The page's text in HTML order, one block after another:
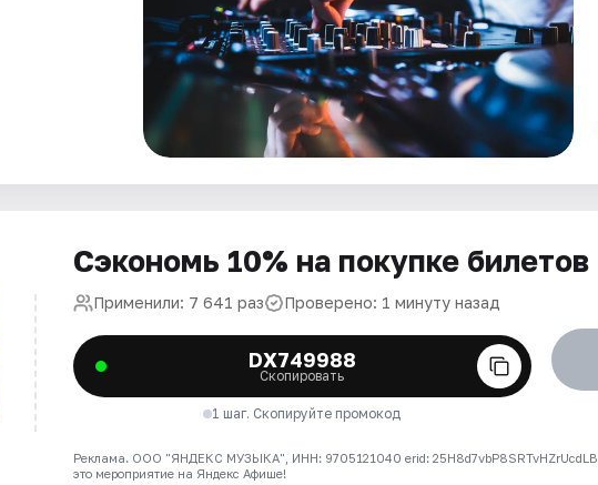
Сэкономь 10% на покупке билетов
Применили: 7 641 раз Проверено: 1 минуту назад
DX749988
Скопировать
1 шаг. Скопируйте промокод
Реклама. ООО "ЯНДЕКС МУЗЫКА", ИНН: 9705121040 erid: 25H8d7vbP8SRTvHZrUcdLB
это мероприятие на Яндекс Афише!